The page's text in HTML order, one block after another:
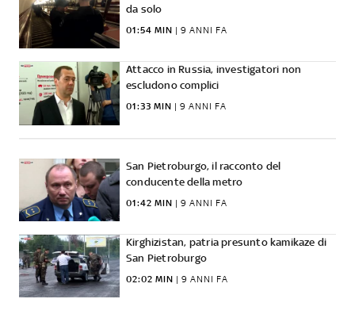
da solo
01:54 MIN | 9 ANNI FA
Attacco in Russia, investigatori non
escludono complici
01:33 MIN | 9 ANNI FA
San Pietroburgo, il racconto del
conducente della metro
01:42 MIN | 9 ANNI FA
Kirghizistan, patria presunto kamikaze di
San Pietroburgo
02:02 MIN | 9 ANNI FA